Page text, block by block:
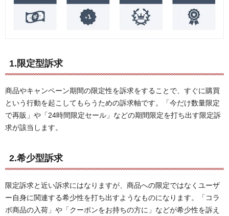
1.限定型訴求
商品やキャンペーン期間の限定性を訴求をすることで、すぐに購買
という行動を起こしてもらうための訴求軸です。「今だけ数量限定
で再販」や「24時間限定セール」などの期間限定を打ち出す限定訴
求が該当します。
2.希少型訴求
限定訴求と近い訴求にはなりますが、商品への限定ではなくユーザ
ー自身に関連する希少性を打ち出すようなものになります。「コラ
ボ商品の入荷」や「クーポンをお持ちの方に」などが希少性を訴え